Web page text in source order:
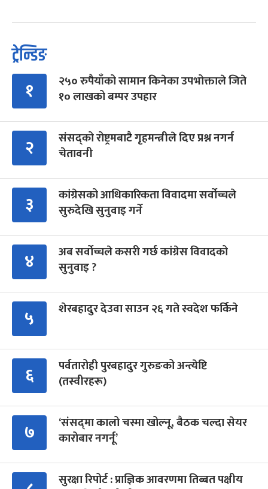
ट्रेन्डिङ
१
२५० रुपैयाँको सामान किनेका उपभोक्ताले जिते
१० लाखको बम्पर उपहार
२
संसद्को रोष्ट्रमबाटै गृहमन्त्रीले दिए प्रश्न नगर्न
चेतावनी
३
कांग्रेसको आधिकारिकता विवादमा सर्वोच्चले
सुरुदेखि सुनुवाइ गर्ने
४
अब सर्वोच्चले कसरी गर्छ कांग्रेस विवादको
सुनुवाइ ?
५ शेरबहादुर देउवा साउन २६ गते स्वदेश फर्किने
६
पर्वतारोही पुरबहादुर गुरुङको अन्त्येष्टि
(तस्वीरहरू)
७
‘संसद्‍मा कालो चस्मा खोल्नू, बैठक चल्दा सेयर
कारोबार नगर्नू’
सुरक्षा रिपोर्ट : प्राज्ञिक आवरणमा तिब्बत पक्षीय